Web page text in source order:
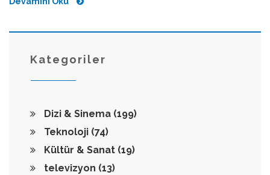
Kategoriler
Dizi & Sinema (199)
Teknoloji (74)
Kültür & Sanat (19)
televizyon (13)